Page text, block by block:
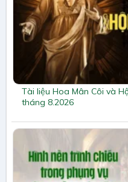
Tài liệu Hoa Mân Côi và
tháng 8.2026